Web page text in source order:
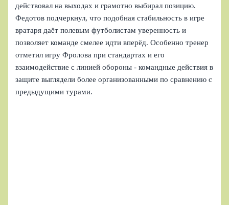
действовал на выходах и грамотно выбирал позицию.
Федотов подчеркнул, что подобная стабильность в игре
вратаря даёт полевым футболистам уверенность и
позволяет команде смелее идти вперёд. Особенно тренер
отметил игру Фролова при стандартах и его
взаимодействие с линией обороны - командные действия в
защите выглядели более организованными по сравнению с
предыдущими турами.